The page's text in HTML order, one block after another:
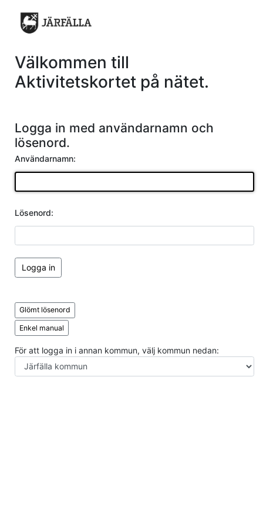
Välkommen till
Aktivitetskortet på nätet.
Logga in med användarnamn och
lösenord.
Användarnamn:
Lösenord:
Logga in
Glömt lösenord
Enkel manual
För att logga in i annan kommun, välj kommun nedan: